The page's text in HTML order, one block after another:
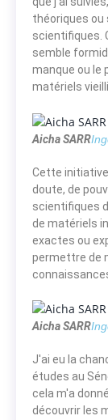
théoriques ou
scientifiques.
semble
manque ou le
matériels
Aicha SARR
Cette
doute, de
scientifiques
de matériels
exactes ou
permettre de
Aicha SARR
J'ai eu la
études au
cela m'a
découvrir les